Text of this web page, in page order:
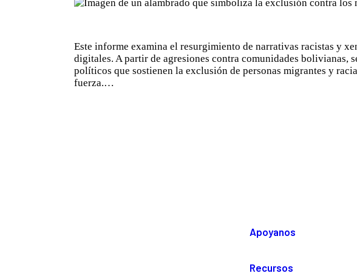
Este informe examina el resurgimiento de narrativas racistas y
digitales. A partir de agresiones contra comunidades bolivianas,
políticos que sostienen la exclusión de personas migrantes y
fuerza.…
Apoyanos
Recursos